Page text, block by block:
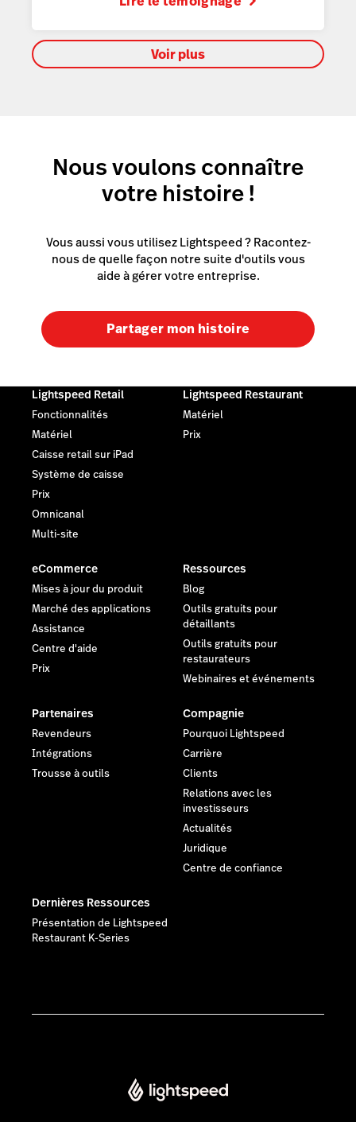
Voir plus
Nous voulons connaître
votre histoire !
Vous aussi vous utilisez Lightspeed ? Racontez-
nous de quelle façon notre suite d'outils vous
aide à gérer votre entreprise.
Partager mon histoire
Lightspeed Retail
Fonctionnalités
Matériel
Caisse retail sur iPad
Système de caisse
Prix
Omnicanal
Multi-site
Lightspeed Restaurant
Matériel
Prix
eCommerce
Mises à jour du produit
Marché des applications
Assistance
Centre d'aide
Prix
Ressources
Blog
Outils gratuits pour
détaillants
Outils gratuits pour
restaurateurs
Webinaires et événements
Partenaires
Revendeurs
Intégrations
Trousse à outils
Compagnie
Pourquoi Lightspeed
Carrière
Clients
Relations avec les
investisseurs
Actualités
Juridique
Centre de confiance
Dernières Ressources
Présentation de Lightspeed
Restaurant K-Series